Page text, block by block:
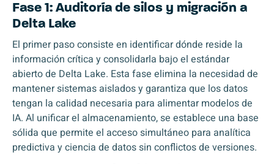
Fase 1: Auditoría de silos y migración a
Delta Lake
El primer paso consiste en identificar dónde reside la
información crítica y consolidarla bajo el estándar
abierto de Delta Lake. Esta fase elimina la necesidad de
mantener sistemas aislados y garantiza que los datos
tengan la calidad necesaria para alimentar modelos de
IA. Al unificar el almacenamiento, se establece una base
sólida que permite el acceso simultáneo para analítica
predictiva y ciencia de datos sin conflictos de versiones.